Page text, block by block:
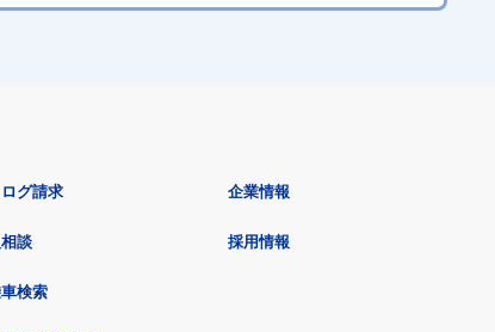
グ請求
談
検索
企業情報
採用情報